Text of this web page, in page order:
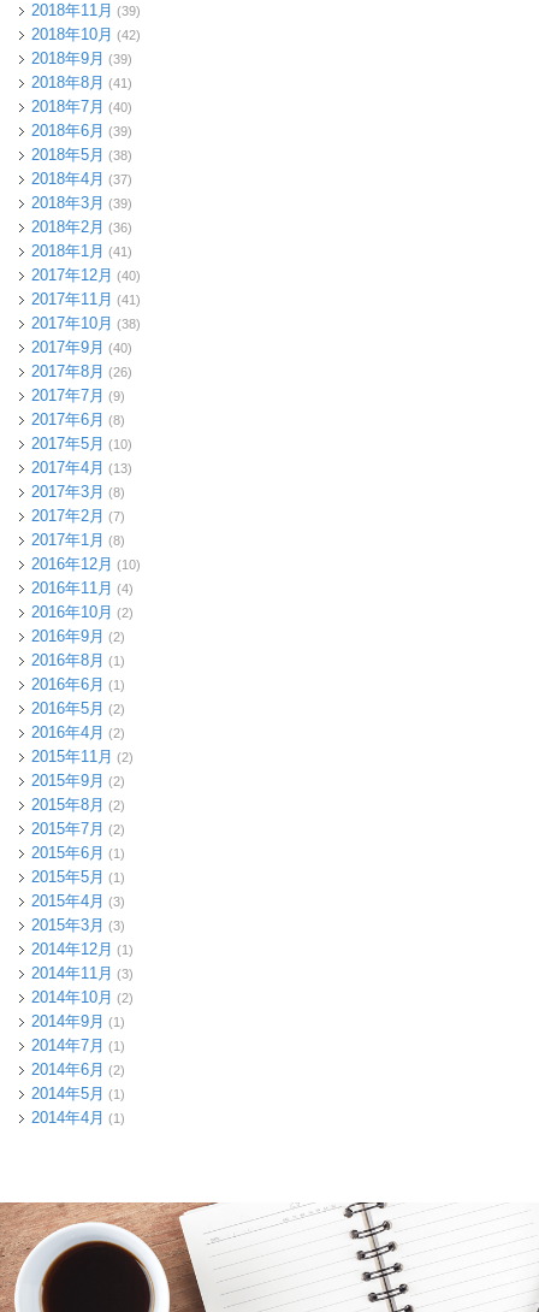
2018年11月 (39)
2018年10月 (42)
2018年9月 (39)
2018年8月 (41)
2018年7月 (40)
2018年6月 (39)
2018年5月 (38)
2018年4月 (37)
2018年3月 (39)
2018年2月 (36)
2018年1月 (41)
2017年12月 (40)
2017年11月 (41)
2017年10月 (38)
2017年9月 (40)
2017年8月 (26)
2017年7月 (9)
2017年6月 (8)
2017年5月 (10)
2017年4月 (13)
2017年3月 (8)
2017年2月 (7)
2017年1月 (8)
2016年12月 (10)
2016年11月 (4)
2016年10月 (2)
2016年9月 (2)
2016年8月 (1)
2016年6月 (1)
2016年5月 (2)
2016年4月 (2)
2015年11月 (2)
2015年9月 (2)
2015年8月 (2)
2015年7月 (2)
2015年6月 (1)
2015年5月 (1)
2015年4月 (3)
2015年3月 (3)
2014年12月 (1)
2014年11月 (3)
2014年10月 (2)
2014年9月 (1)
2014年7月 (1)
2014年6月 (2)
2014年5月 (1)
2014年4月 (1)